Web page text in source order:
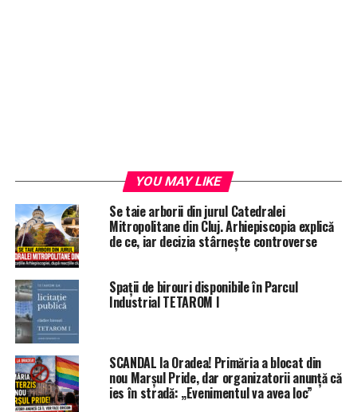
YOU MAY LIKE
Se taie arborii din jurul Catedralei
Mitropolitane din Cluj. Arhiepiscopia explică
de ce, iar decizia stârnește controverse
Spații de birouri disponibile în Parcul
Industrial TETAROM I
SCANDAL la Oradea! Primăria a blocat din
nou Marșul Pride, dar organizatorii anunță că
ies în stradă: „Evenimentul va avea loc”